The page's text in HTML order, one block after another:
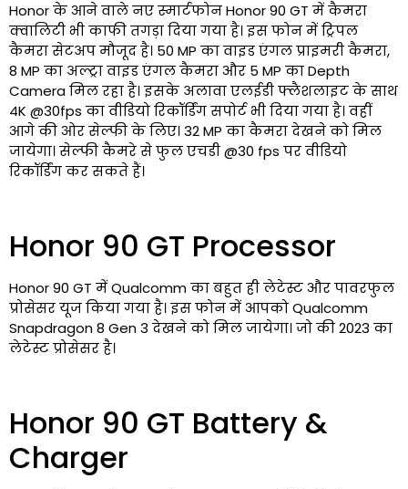
Honor के आने वाले नए स्मार्टफोन Honor 90 GT में कैमरा
क्वालिटी भी काफी तगड़ा दिया गया है। इस फोन में ट्रिपल
कैमरा सेटअप मौजूद है। 50 MP का वाइड एंगल प्राइमरी कैमरा,
8 MP का अल्ट्रा वाइड एंगल कैमरा और 5 MP का Depth
Camera मिल रहा है। इसके अलावा एलईडी फ्लैशलाइट के साथ
4K @30fps का वीडियो रिकॉर्डिंग सपोर्ट भी दिया गया है। वहीं
आगे की ओर सेल्फी के लिए। 32 MP का कैमरा देखने को मिल
जायेगा। सेल्फी कैमरे से फुल एचडी @30 fps पर वीडियो
रिकॉर्डिंग कर सकते हैं।
Honor 90 GT Processor
Honor 90 GT में Qualcomm का बहुत ही लेटेस्ट और पावरफुल
प्रोसेसर यूज किया गया है। इस फोन में आपको Qualcomm
Snapdragon 8 Gen 3 देखने को मिल जायेगा। जो की 2023 का
लेटेस्ट प्रोसेसर है।
Honor 90 GT Battery &
Charger